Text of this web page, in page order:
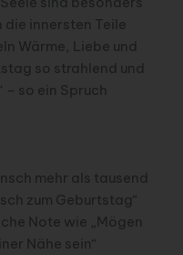
die innersten Teile
Wärme, Liebe und
so strahlend und
– so ein Spruch
mehr als tausend
zum Geburtstag“
Note wie „Mögen
Nähe sein“